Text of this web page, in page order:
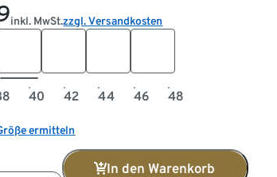
inkl. MwSt.zzgl. Versandkosten
40 42 44 46 48
ermitteln
In den Warenkorb